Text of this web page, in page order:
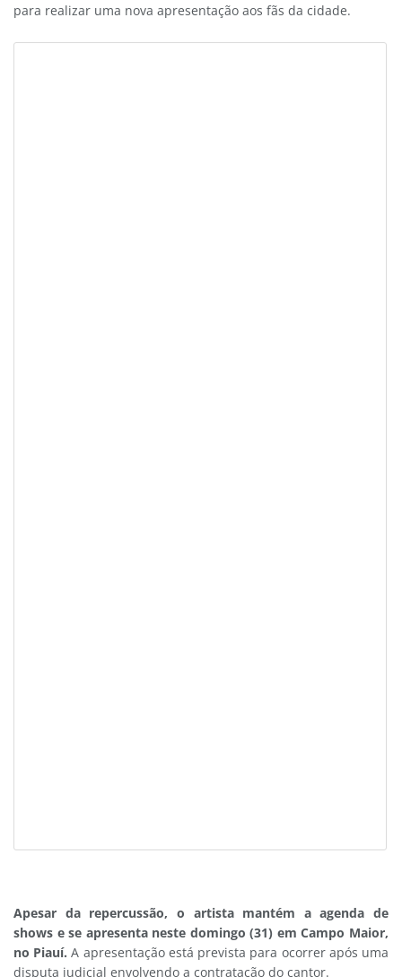
para realizar uma nova apresentação aos fãs da cidade.
Apesar da repercussão, o artista mantém a agenda de
shows e se apresenta neste domingo (31) em Campo Maior,
no Piauí. A apresentação está prevista para ocorrer após uma
disputa judicial envolvendo a contratação do cantor.